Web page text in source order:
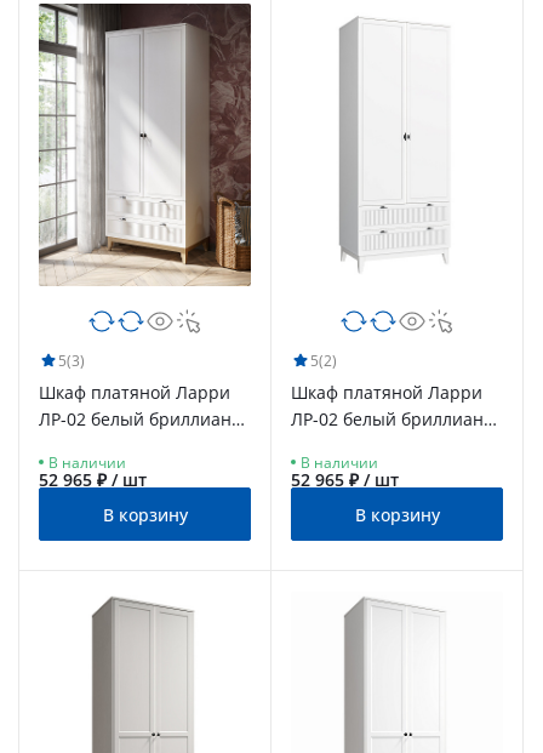
5(3)
Шкаф платяной Ларри
ЛР-02 белый бриллиант/
В наличии
52 965 ₽ / шт
В корзину
5(2)
Шкаф платяной Ларри
ЛР-02 белый бриллиант/
В наличии
52 965 ₽ / шт
В корзину